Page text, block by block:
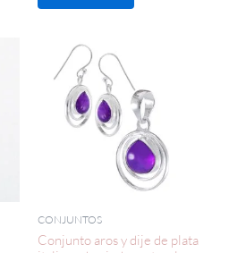
CONJUNTOS
Conjunto aros y dije de plata